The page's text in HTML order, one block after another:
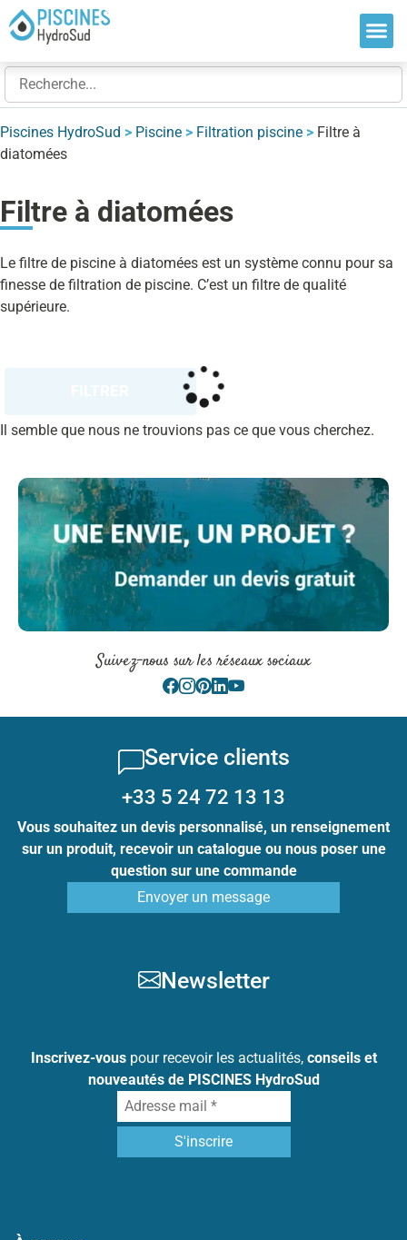
Piscines HydroSud > Piscine > Filtration piscine > Filtre à
diatomées
Filtre à diatomées
Le filtre de piscine à diatomées est un système connu pour sa
finesse de filtration de piscine. C’est un filtre de qualité
supérieure.
Il semble que nous ne trouvions pas ce que vous cherchez.
Suivez-nous sur les réseaux sociaux
Service clients
+33 5 24 72 13 13
Vous souhaitez un devis personnalisé, un renseignement
sur un produit, recevoir un catalogue ou nous poser une
question sur une commande
Envoyer un message
Newsletter
Inscrivez-vouspour recevoir les actualités, conseils et
nouveautés de PISCINES HydroSud